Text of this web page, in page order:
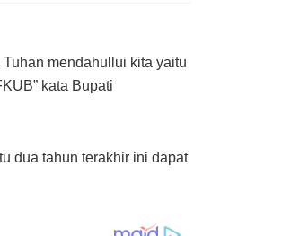
mendahullui kita yaitu
kata Bupati
dua tahun terakhir ini dapat